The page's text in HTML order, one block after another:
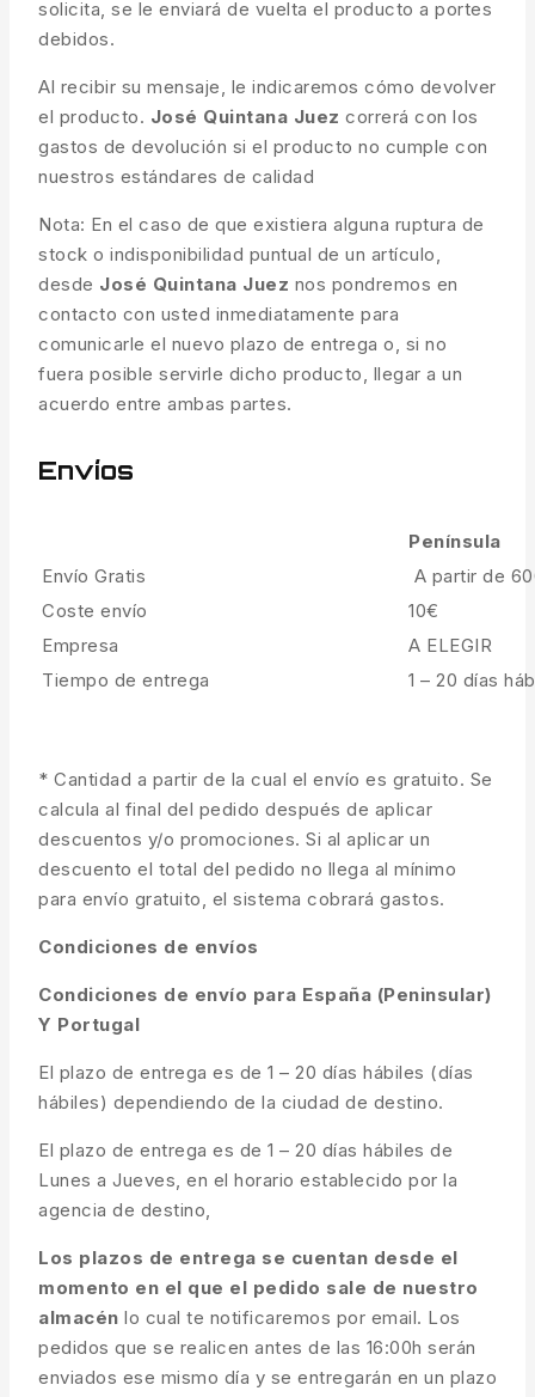
solicita, se le enviará de vuelta el producto a portes
debidos.
Al recibir su mensaje, le indicaremos cómo devolver
el producto. José Quintana Juez correrá con los
gastos de devolución si el producto no cumple con
nuestros estándares de calidad
Nota: En el caso de que existiera alguna ruptura de
stock o indisponibilidad puntual de un artículo,
desde José Quintana Juez nos pondremos en
contacto con usted inmediatamente para
comunicarle el nuevo plazo de entrega o, si no
fuera posible servirle dicho producto, llegar a un
acuerdo entre ambas partes.
Envíos
Península
Envío Gratis
A partir de
Coste envío
10€
Empresa
A ELEGIR
Tiempo de entrega
1 – 20 días
* Cantidad a partir de la cual el envío es gratuito. Se
calcula al final del pedido después de aplicar
descuentos y/o promociones. Si al aplicar un
descuento el total del pedido no llega al mínimo
para envío gratuito, el sistema cobrará gastos.
Condiciones de envíos
Condiciones de envío para España (Peninsular)
Y Portugal
El plazo de entrega es de 1 – 20 días hábiles (días
hábiles) dependiendo de la ciudad de destino.
El plazo de entrega es de 1 – 20 días hábiles de
Lunes a Jueves, en el horario establecido por la
agencia de destino,
Los plazos de entrega se cuentan desde el
momento en el que el pedido sale de nuestro
almacén lo cual te notificaremos por email. Los
pedidos que se realicen antes de las 16:00h serán
enviados ese mismo día y se entregarán en un plazo